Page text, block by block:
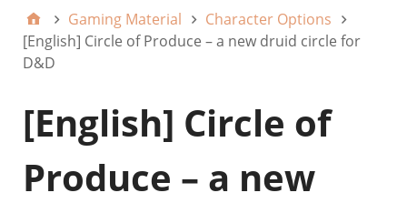
Gaming Material
Character Options
[English] Circle of Produce – a new druid circle for
D&D
[English] Circle of
Produce – a new